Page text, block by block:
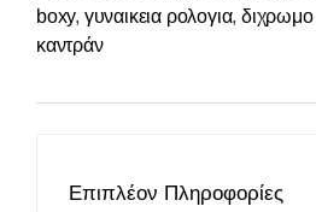
boxy, γυναικεια ρολογια,
καντράν
Επιπλέον Πληροφορίες